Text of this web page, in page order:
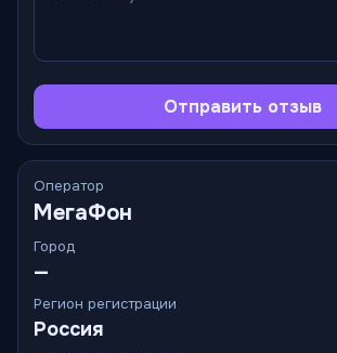
Отправить отзыв
Оператор
МегаФон
Город
—
Регион регистрации
Россия